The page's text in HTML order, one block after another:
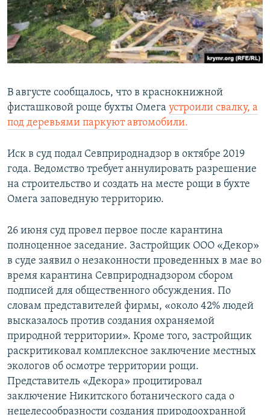
В августе сообщалось, что в краснокнижной
фисташковой роще бухты Омега устроили свалку, а
под деревьями паркуют автомобили.
Иск в суд подал Севприроднадзор в октябре 2019
года. Ведомство требует аннулировать разрешение
на строительство и создать на месте рощи в бухте
Омега заповедную территорию.
26 июня суд провел первое после карантина
полноценное заседание. Застройщик ООО «Декор»
в суде заявил о незаконности проведенных в мае во
время карантина Севприроднадзором сбором
подписей для общественного обсуждения. По
словам представителей фирмы, «около 42% людей
высказалось против создания охраняемой
природной территории». Кроме того, застройщик
раскритиковал комплексное заключение местных
экологов об осмотре территории рощи.
Представитель «Декора» процитировал
заключение Никитского ботанического сада о
нецелесообразности создания природоохранной